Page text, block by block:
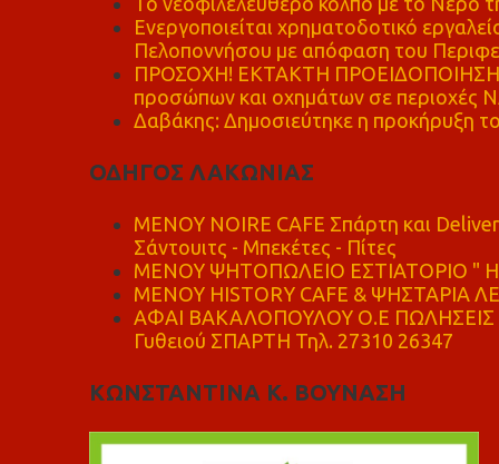
Ενεργοποιείται χρηματοδοτικό
Πελοποννήσου με απόφαση του
ΠΡΟΣΟΧΗ! ΕΚΤΑΚΤΗ ΠΡΟΕΙΔΟΠΟΙΗΣΗ -
προσώπων και οχημάτων σε περιοχές
Δαβάκης: Δημοσιεύτηκε η προκήρυξη
ΟΔΗΓΟΣ ΛΑΚΩΝΙΑΣ
MENOY NOIRE CAFE Σπάρτη και
Σάντουιτς - Μπεκέτες - Πίτες
ΜΕΝΟΥ ΨΗΤΟΠΩΛΕΙΟ ΕΣΤΙΑΤΟΡΙΟ "
ΜΕΝΟΥ HISTORY CAFE & ΨΗΣΤΑΡΙΑ
ΑΦΑΙ ΒΑΚΑΛΟΠΟΥΛΟΥ Ο.Ε ΠΩΛΗΣΕΙΣ
Γυθειού ΣΠΑΡΤΗ Τηλ. 27310 26347
ΚΩΝΣΤΑΝΤΙΝΑ Κ. ΒΟΥΝΑΣΗ